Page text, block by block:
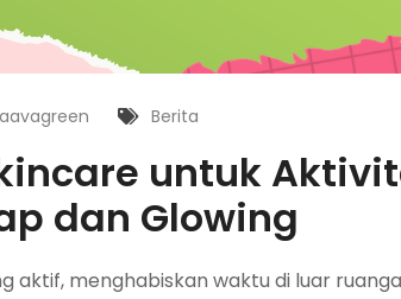
Berita
untuk
dan Glowing
aktif, menghabiskan waktu di luar